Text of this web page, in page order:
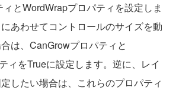
とWordWrapプロパティを設定しま
あわせてコントロールのサイズを動
は、CanGrowプロパティと
ィをTrueに設定します。逆に、レイ
したい場合は、これらのプロパティ